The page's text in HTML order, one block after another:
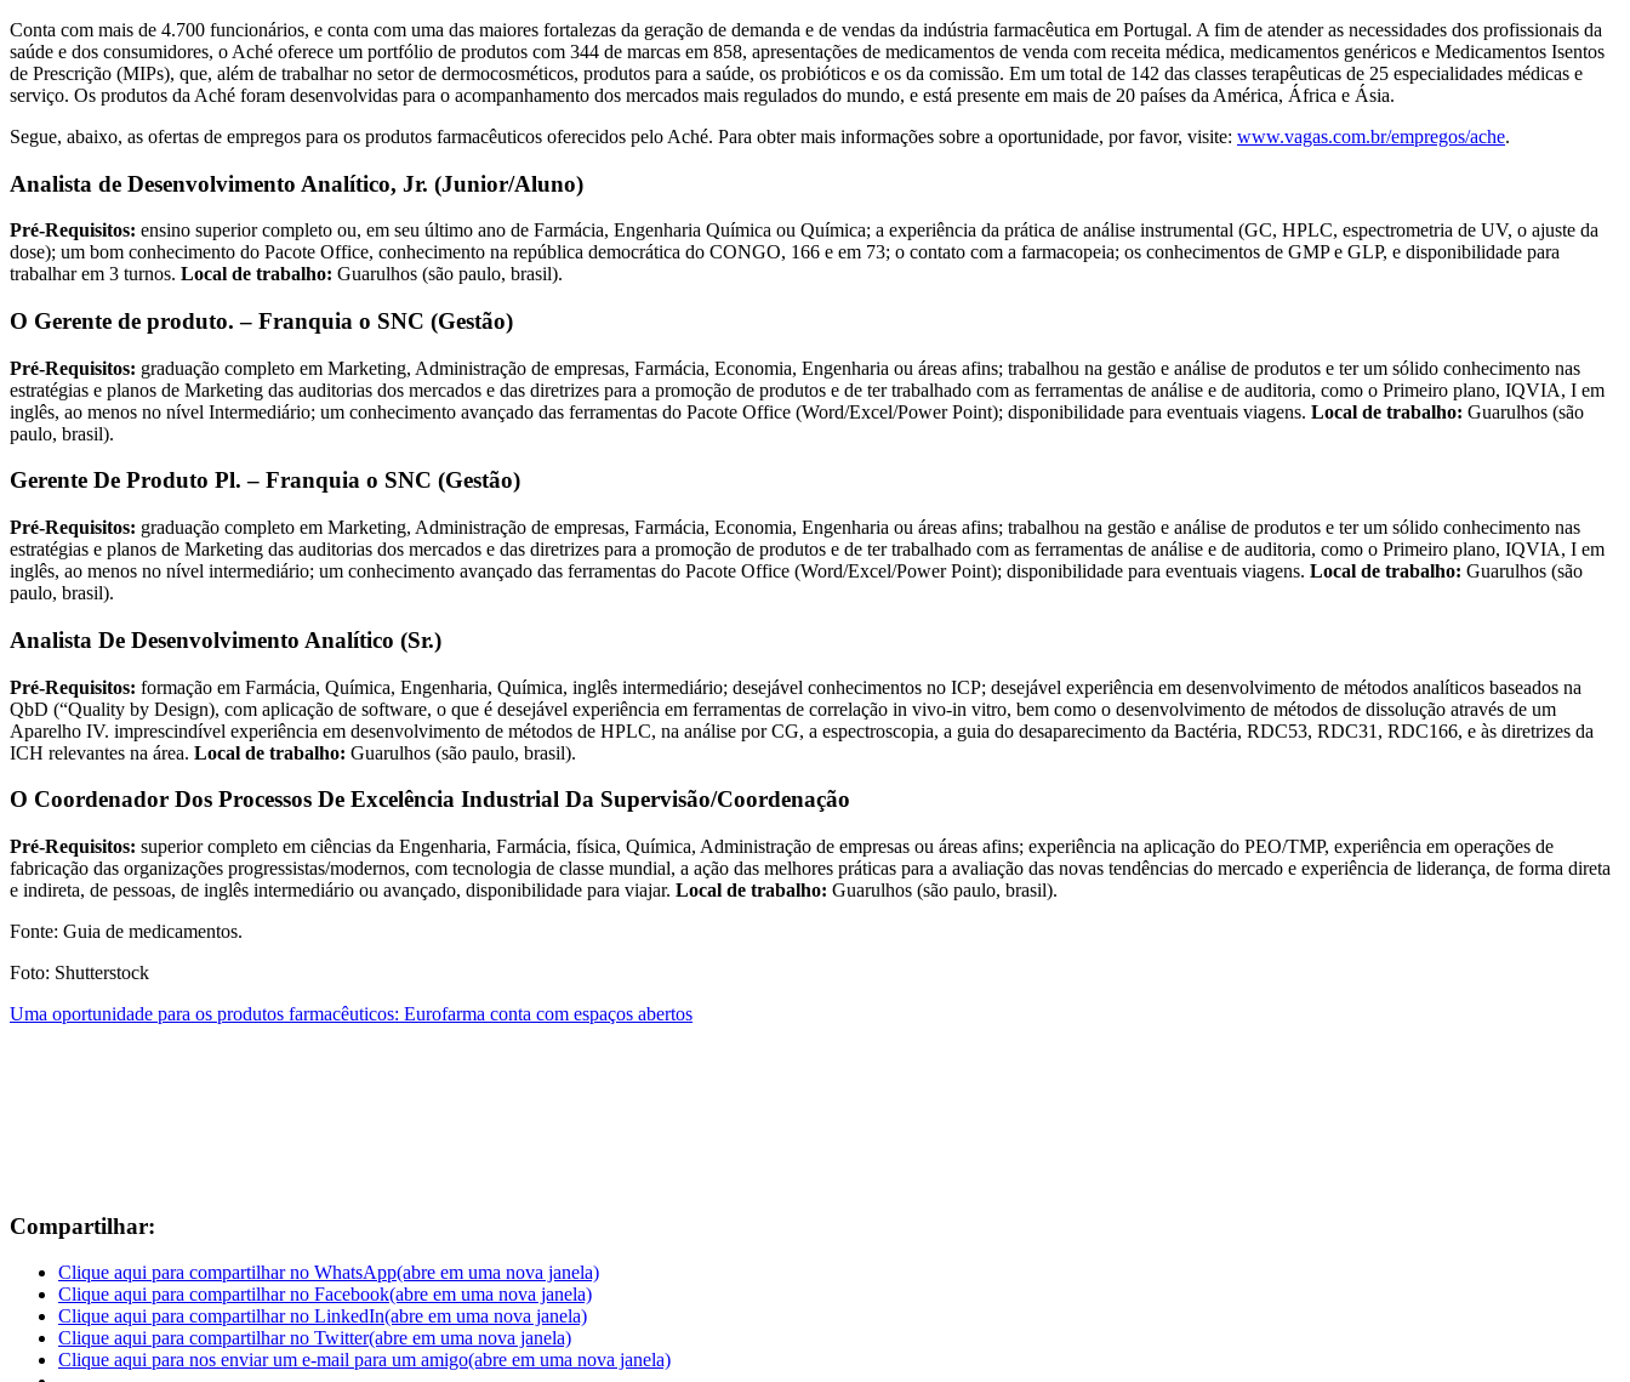
Conta com mais de 4.700 funcionários, e conta com uma das maiores fortalezas da geração de demanda e de vendas da indústria farmacêutica em Portugal. A fim de atender as necessidades dos profissionais da
saúde e dos consumidores, o Aché oferece um portfólio de produtos com 344 de marcas em 858, apresentações de medicamentos de venda com receita médica, medicamentos genéricos e Medicamentos Isentos
de Prescrição (MIPs), que, além de trabalhar no setor de dermocosméticos, produtos para a saúde, os probióticos e os da comissão. Em um total de 142 das classes terapêuticas de 25 especialidades médicas e
serviço. Os produtos da Aché foram desenvolvidas para o acompanhamento dos mercados mais regulados do mundo, e está presente em mais de 20 países da América, África e Ásia.
Segue, abaixo, as ofertas de empregos para os produtos farmacêuticos oferecidos pelo Aché. Para obter mais informações sobre a oportunidade, por favor, visite: www.vagas.com.br/empregos/ache.
Analista de Desenvolvimento Analítico, Jr. (Junior/Aluno)
Pré-Requisitos: ensino superior completo ou, em seu último ano de Farmácia, Engenharia Química ou Química; a experiência da prática de análise instrumental (GC, HPLC, espectrometria de UV, o ajuste da
dose); um bom conhecimento do Pacote Office, conhecimento na república democrática do CONGO, 166 e em 73; o contato com a farmacopeia; os conhecimentos de GMP e GLP, e disponibilidade para
trabalhar em 3 turnos. Local de trabalho: Guarulhos (são paulo, brasil).
O Gerente de produto. – Franquia o SNC (Gestão)
Pré-Requisitos: graduação completo em Marketing, Administração de empresas, Farmácia, Economia, Engenharia ou áreas afins; trabalhou na gestão e análise de produtos e ter um sólido conhecimento nas
estratégias e planos de Marketing das auditorias dos mercados e das diretrizes para a promoção de produtos e de ter trabalhado com as ferramentas de análise e de auditoria, como o Primeiro plano, IQVIA, I em
inglês, ao menos no nível Intermediário; um conhecimento avançado das ferramentas do Pacote Office (Word/Excel/Power Point); disponibilidade para eventuais viagens. Local de trabalho: Guarulhos (são
paulo, brasil).
Gerente De Produto Pl. – Franquia o SNC (Gestão)
Pré-Requisitos: graduação completo em Marketing, Administração de empresas, Farmácia, Economia, Engenharia ou áreas afins; trabalhou na gestão e análise de produtos e ter um sólido conhecimento nas
estratégias e planos de Marketing das auditorias dos mercados e das diretrizes para a promoção de produtos e de ter trabalhado com as ferramentas de análise e de auditoria, como o Primeiro plano, IQVIA, I em
inglês, ao menos no nível intermediário; um conhecimento avançado das ferramentas do Pacote Office (Word/Excel/Power Point); disponibilidade para eventuais viagens. Local de trabalho: Guarulhos (são
paulo, brasil).
Analista De Desenvolvimento Analítico (Sr.)
Pré-Requisitos: formação em Farmácia, Química, Engenharia, Química, inglês intermediário; desejável conhecimentos no ICP; desejável experiência em desenvolvimento de métodos analíticos baseados na
QbD (“Quality by Design), com aplicação de software, o que é desejável experiência em ferramentas de correlação in vivo-in vitro, bem como o desenvolvimento de métodos de dissolução através de um
Aparelho IV. imprescindível experiência em desenvolvimento de métodos de HPLC, na análise por CG, a espectroscopia, a guia do desaparecimento da Bactéria, RDC53, RDC31, RDC166, e às diretrizes da
ICH relevantes na área. Local de trabalho: Guarulhos (são paulo, brasil).
O Coordenador Dos Processos De Excelência Industrial Da Supervisão/Coordenação
Pré-Requisitos: superior completo em ciências da Engenharia, Farmácia, física, Química, Administração de empresas ou áreas afins; experiência na aplicação do PEO/TMP, experiência em operações de
fabricação das organizações progressistas/modernos, com tecnologia de classe mundial, a ação das melhores práticas para a avaliação das novas tendências do mercado e experiência de liderança, de forma direta
e indireta, de pessoas, de inglês intermediário ou avançado, disponibilidade para viajar. Local de trabalho: Guarulhos (são paulo, brasil).
Fonte: Guia de medicamentos.
Foto: Shutterstock
Uma oportunidade para os produtos farmacêuticos: Eurofarma conta com espaços abertos
Compartilhar:
Clique aqui para compartilhar no WhatsApp(abre em uma nova janela)
Clique aqui para compartilhar no Facebook(abre em uma nova janela)
Clique aqui para compartilhar no LinkedIn(abre em uma nova janela)
Clique aqui para compartilhar no Twitter(abre em uma nova janela)
Clique aqui para nos enviar um e-mail para um amigo(abre em uma nova janela)